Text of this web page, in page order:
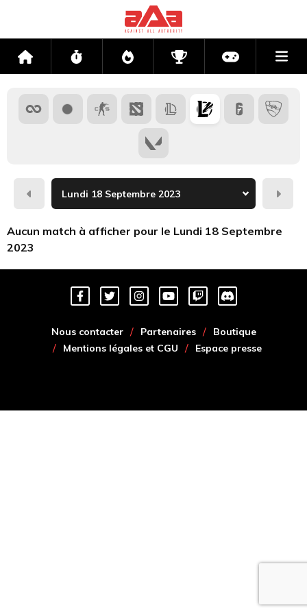
Accueil Flux Directs CompétitionsActu jeux
Hier
Aucun match à afficher pour le Lundi 18 Septembre
2023
Nous contacter Partenaires
Boutique
Mentions légales et CGU
Espace presse